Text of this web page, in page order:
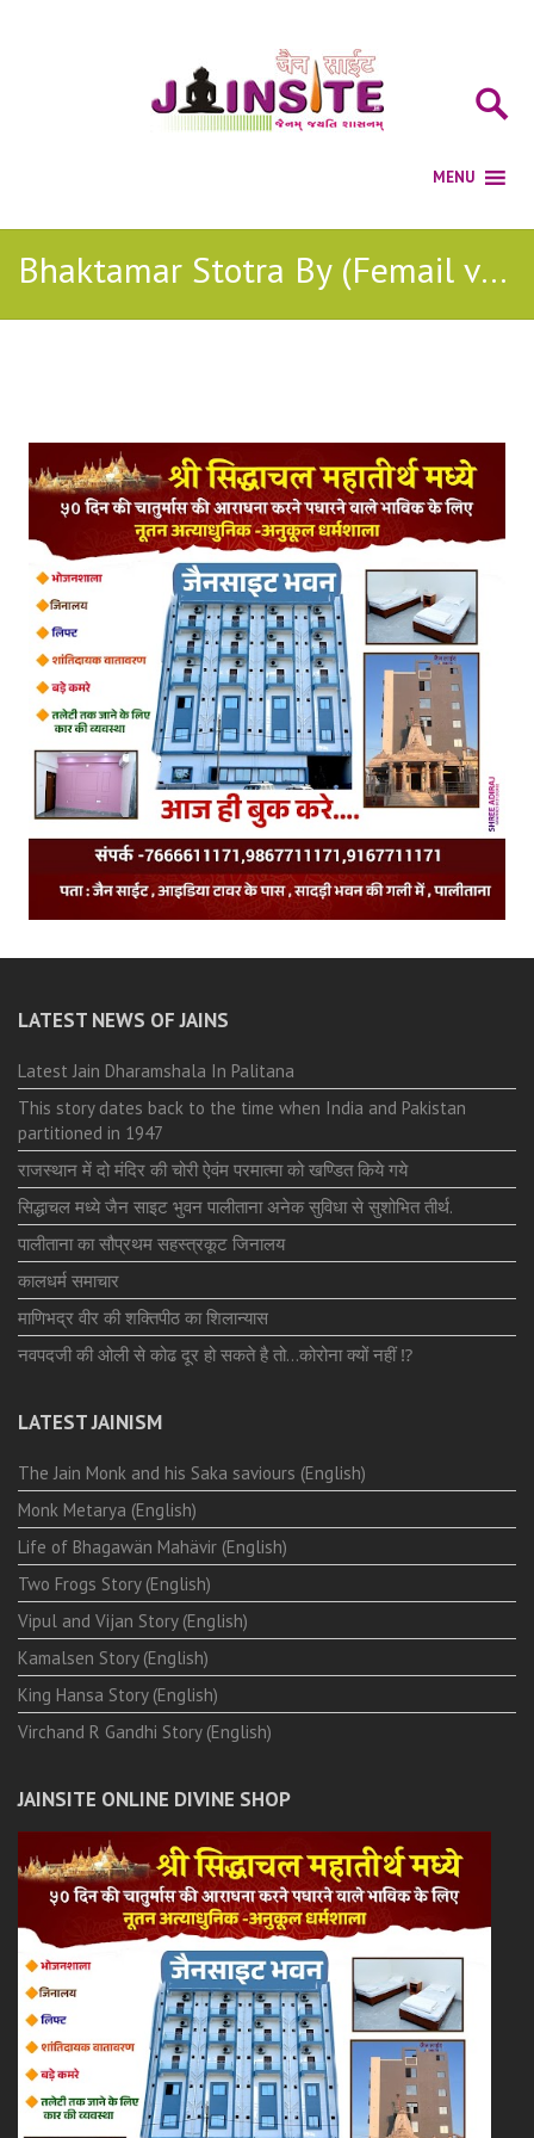
Bhaktamar Stotra By (Femail voice) Audio
LATEST NEWS OF JAINS
Latest Jain Dharamshala In Palitana
This story dates back to the time when India and Pakistan
partitioned in 1947
राजस्थान में दो मंदिर की चोरी ऐवंम परमात्मा को खण्डित किये गये
सिद्धाचल मध्ये जैन साइट भुवन पालीताना अनेक सुविधा से सुशोभित तीर्थ.
पालीताना का सौप्रथम सहस्त्रकूट जिनालय
कालधर्म समाचार
माणिभद्र वीर की शक्तिपीठ का शिलान्यास
नवपदजी की ओली से कोढ दूर हो सकते है तो…कोरोना क्यों नहीं ⁉️
LATEST JAINISM
The Jain Monk and his Saka saviours (English)
Monk Metarya (English)
Life of Bhagawän Mahävir (English)
Two Frogs Story (English)
Vipul and Vijan Story (English)
Kamalsen Story (English)
King Hansa Story (English)
Virchand R Gandhi Story (English)
JAINSITE ONLINE DIVINE SHOP